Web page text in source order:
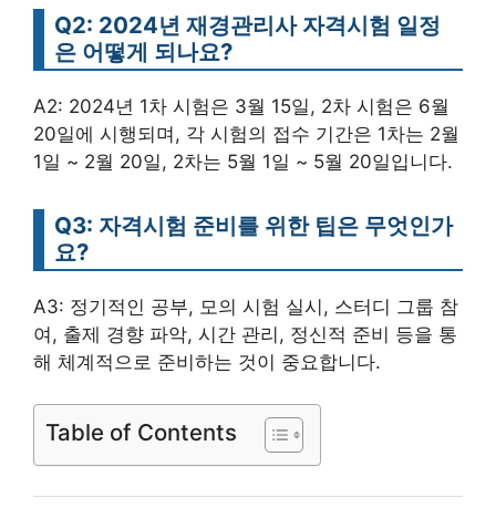
Q2: 2024년 재경관리사 자격시험 일정
은 어떻게 되나요?
A2: 2024년 1차 시험은 3월 15일, 2차 시험은 6월
20일에 시행되며, 각 시험의 접수 기간은 1차는 2월
1일 ~ 2월 20일, 2차는 5월 1일 ~ 5월 20일입니다.
Q3: 자격시험 준비를 위한 팁은 무엇인가
요?
A3: 정기적인 공부, 모의 시험 실시, 스터디 그룹 참
여, 출제 경향 파악, 시간 관리, 정신적 준비 등을 통
해 체계적으로 준비하는 것이 중요합니다.
Table of Contents